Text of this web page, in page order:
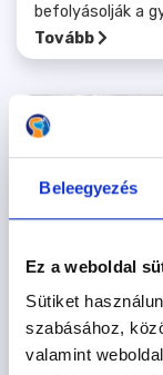
Beleegyezés
Ez a weboldal
Sütiket
szabásához,
valamint
befolyásolják a
Tovább